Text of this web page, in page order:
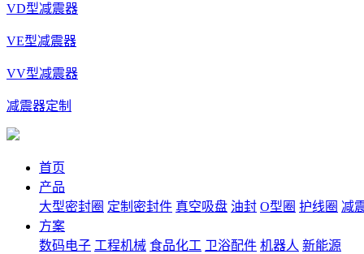
VD型减震器
VE型减震器
VV型减震器
减震器定制
首页
产品
大型密封圈 定制密封件 真空吸盘 油封 O型圈 护线圈 减
方案
数码电子 工程机械 食品化工 卫浴配件 机器人 新能源